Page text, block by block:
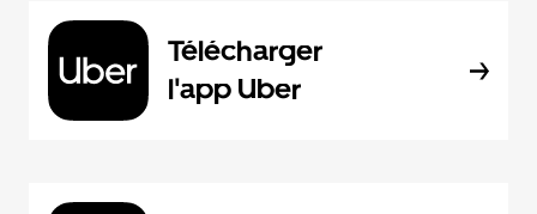
Télécharger
l'app Uber